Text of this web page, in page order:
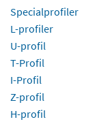
Specialprofiler
L-profiler
U-profil
T-Profil
I-Profil
Z-profil
H-profil